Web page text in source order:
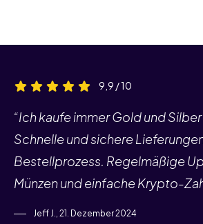
9,9 / 10
“Ich kaufe immer Gold und
Schnelle und sichere
Bestellprozess. Regelmäßige
Münzen und einfache Krypto-
Jeff J., 21. Dezember 2024